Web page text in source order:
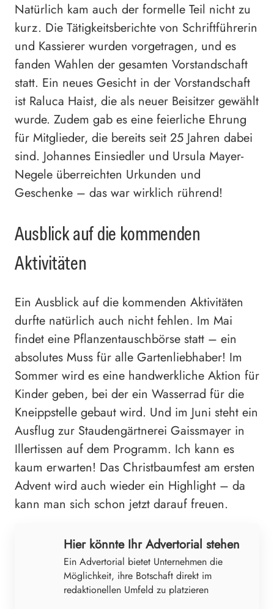
Natürlich kam auch der formelle Teil nicht zu
kurz. Die Tätigkeitsberichte von Schriftführerin
und Kassierer wurden vorgetragen, und es
fanden Wahlen der gesamten Vorstandschaft
statt. Ein neues Gesicht in der Vorstandschaft
ist Raluca Haist, die als neuer Beisitzer gewählt
wurde. Zudem gab es eine feierliche Ehrung
für Mitglieder, die bereits seit 25 Jahren dabei
sind. Johannes Einsiedler und Ursula Mayer-
Negele überreichten Urkunden und
Geschenke – das war wirklich rührend!
Ausblick auf die kommenden
Aktivitäten
Ein Ausblick auf die kommenden Aktivitäten
durfte natürlich auch nicht fehlen. Im Mai
findet eine Pflanzentauschbörse statt – ein
absolutes Muss für alle Gartenliebhaber! Im
Sommer wird es eine handwerkliche Aktion für
Kinder geben, bei der ein Wasserrad für die
Kneippstelle gebaut wird. Und im Juni steht ein
Ausflug zur Staudengärtnerei Gaissmayer in
Illertissen auf dem Programm. Ich kann es
kaum erwarten! Das Christbaumfest am ersten
Advent wird auch wieder ein Highlight – da
kann man sich schon jetzt darauf freuen.
Hier könnte Ihr Advertorial stehen
Ein Advertorial bietet Unternehmen die
Möglichkeit, ihre Botschaft direkt im
redaktionellen Umfeld zu platzieren